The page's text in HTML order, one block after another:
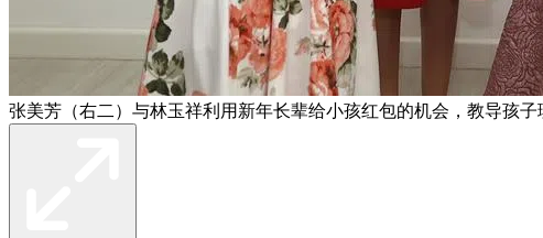
张美芳（右二）与林玉祥利用新年长辈给小孩红包的机会，教导孩子